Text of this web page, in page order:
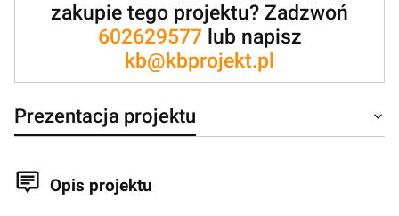
zakupie tego projektu? Zadzwoń
602629577lub napisz
kb@kbprojekt.pl
Prezentacja projektu
Opis projektu